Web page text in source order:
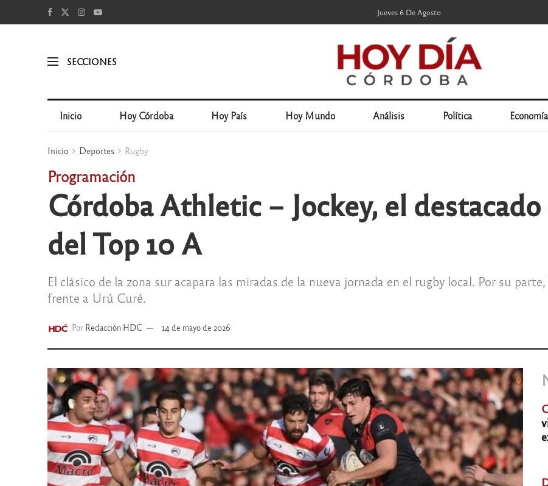
Jueves 6 De Agosto
SECCIONES
Inicio Hoy Córdoba Hoy País Hoy Mundo Análisis Política
Inicio Deportes Rugby
Programación
Córdoba Athletic – Jockey, el
del Top 10 A
El clásico de la zona sur acapara las miradas de la nueva jornada en el rugby local. Por su
frente a Urú Curé.
Por Redacción HDC 14 de mayo de 2026